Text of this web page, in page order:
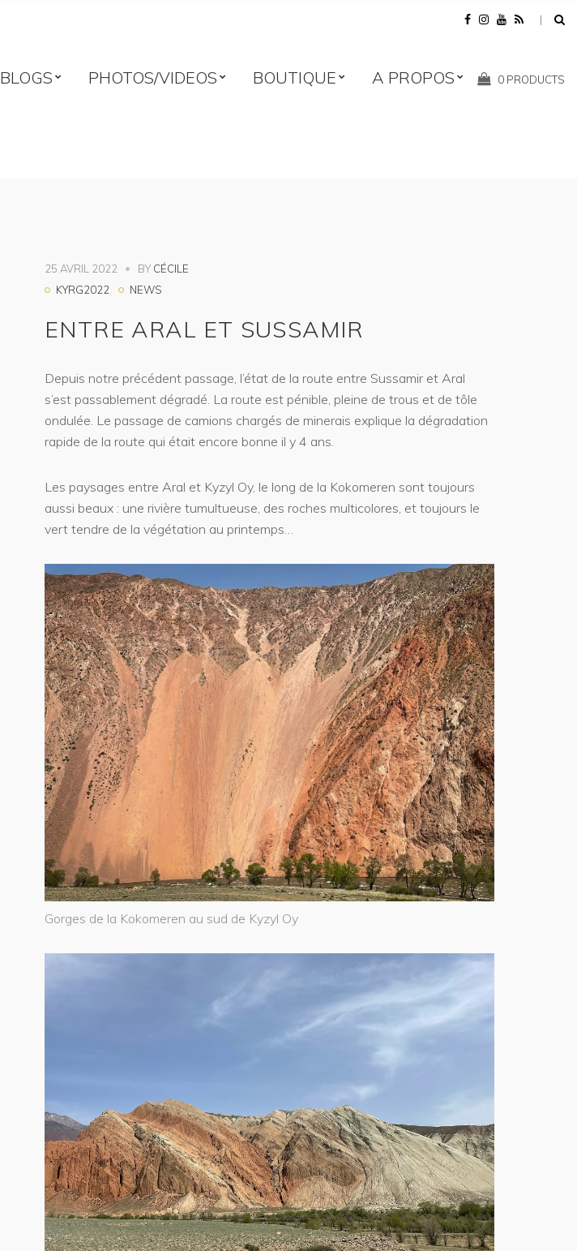
BLOGS PHOTOS/VIDEOS BOUTIQUE A PROPOS
Shopping
0 PRODUCTS
25 AVRIL 2022 BY CÉCILE
KYRG2022
NEWS
ENTRE ARAL ET SUSSAMIR
Depuis notre précédent passage, l’état de la route entre Sussamir et Aral
s’est passablement dégradé. La route est pénible, pleine de trous et de tôle
ondulée. Le passage de camions chargés de minerais explique la dégradation
rapide de la route qui était encore bonne il y 4 ans.
Les paysages entre Aral et Kyzyl Oy, le long de la Kokomeren sont toujours
aussi beaux : une rivière tumultueuse, des roches multicolores, et toujours le
vert tendre de la végétation au printemps…
Gorges de la Kokomeren au sud de Kyzyl Oy